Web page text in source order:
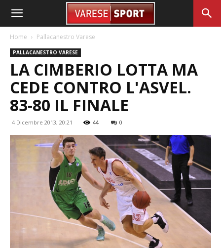
Home Pallacanestro Varese
PALLACANESTRO VARESE
LA CIMBERIO LOTTA MA
CEDE CONTRO L'ASVEL.
83-80 IL FINALE
4 Dicembre 2013, 20:21 44 0